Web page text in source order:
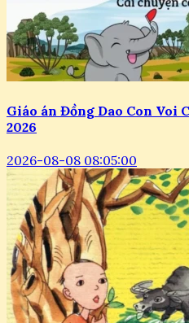
Giáo án Đồng Dao Con Voi
2026
2026-08-08 08:05:00